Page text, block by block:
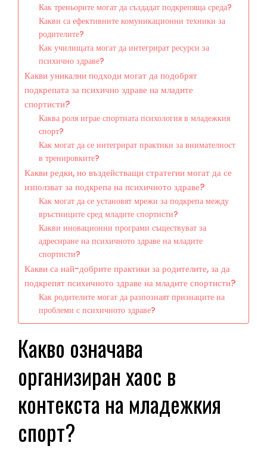
Как треньорите могат да създадат подкрепяща среда?
Какви са ефективните комуникационни техники за
родителите?
Как училищата могат да интегрират ресурси за
психично здраве?
Какви уникални подходи могат да подобрят
подкрепата за психично здраве на младите
спортисти?
Каква роля играе спортната психология в младежкия
спорт?
Как могат да се интегрират практики за внимателност
в тренировките?
Какви редки, но въздействащи стратегии могат да се
използват за подкрепа на психичното здраве?
Как могат да се установят мрежи за подкрепа между
връстниците сред младите спортисти?
Какви иновационни програми съществуват за
адресиране на психичното здраве на младите
спортисти?
Какви са най-добрите практики за родителите, за да
подкрепят психичното здраве на младите спортисти?
Как родителите могат да разпознаят признаците на
проблеми с психичното здраве?
Какво означава
организиран хаос в
контекста на младежкия
спорт?